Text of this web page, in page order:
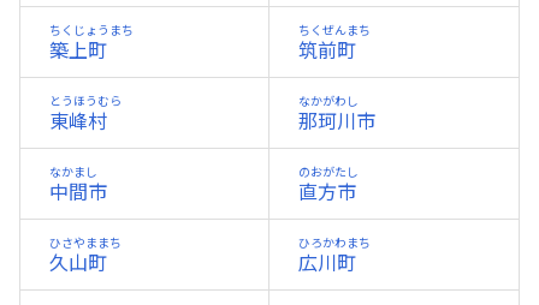
築上町
ちくじょうまち
筑前町
ちくぜんまち
東峰村
とうほうむら
那珂川市
なかがわし
中間市
なかまし
直方市
のおがたし
久山町
ひさやままち
広川町
ひろかわまち